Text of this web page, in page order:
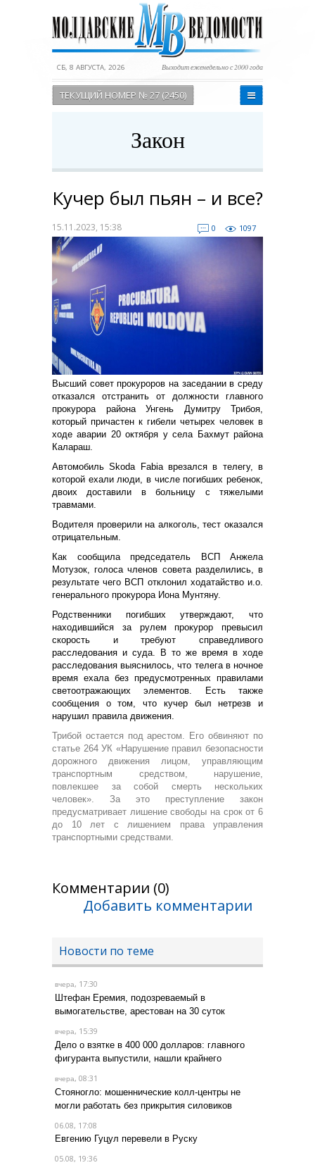
СБ, 8 АВГУСТА, 2026 Выходит еженедельно с 2000 года
ТЕКУЩИЙ НОМЕР № 27 (2450)
Закон
Кучер был пьян – и все?
15.11.2023, 15:38 0 1097
Высший совет прокуроров на заседании в среду
отказался отстранить от должности главного
прокурора района Унгень Думитру Трибоя,
который причастен к гибели четырех человек в
ходе аварии 20 октября у села Бахмут района
Калараш.
Автомобиль Skoda Fabia врезался в телегу, в
которой ехали люди, в числе погибших ребенок,
двоих доставили в больницу с тяжелыми
травмами.
Водителя проверили на алкоголь, тест оказался
отрицательным.
Как сообщила председатель ВСП Анжела
Мотузок, голоса членов совета разделились, в
результате чего ВСП отклонил ходатайство и.о.
генерального прокурора Иона Мунтяну.
Родственники погибших утверждают, что
находившийся за рулем прокурор превысил
скорость и требуют справедливого
расследования и суда. В то же время в ходе
расследования выяснилось, что телега в ночное
время ехала без предусмотренных правилами
светоотражающих элементов. Есть также
сообщения о том, что кучер был нетрезв и
нарушил правила движения.
Трибой остается под арестом. Его обвиняют по
статье 264 УК «Нарушение правил безопасности
дорожного движения лицом, управляющим
транспортным средством, нарушение,
повлекшее за собой смерть нескольких
человек». За это преступление закон
предусматривает лишение свободы на срок от 6
до 10 лет с лишением права управления
транспортными средствами.
Комментарии (0)
Добавить комментарии
Новости по теме
вчера, 17:30
Штефан Еремия, подозреваемый в
вымогательстве, арестован на 30 суток
вчера, 15:39
Дело о взятке в 400 000 долларов: главного
фигуранта выпустили, нашли крайнего
вчера, 08:31
Стояногло: мошеннические колл-центры не
могли работать без прикрытия силовиков
06.08, 17:08
Евгению Гуцул перевели в Руску
05.08, 19:36